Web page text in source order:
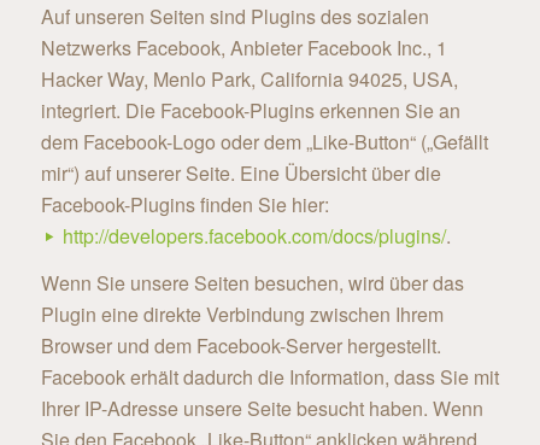
Auf unseren Seiten sind Plugins des sozialen
Netzwerks Facebook, Anbieter Facebook Inc., 1
Hacker Way, Menlo Park, California 94025, USA,
integriert. Die Facebook-Plugins erkennen Sie an
dem Facebook-Logo oder dem „Like-Button“ („Gefällt
mir“) auf unserer Seite. Eine Übersicht über die
Facebook-Plugins finden Sie hier:
http://developers.facebook.com/docs/plugins/.
Wenn Sie unsere Seiten besuchen, wird über das
Plugin eine direkte Verbindung zwischen Ihrem
Browser und dem Facebook-Server hergestellt.
Facebook erhält dadurch die Information, dass Sie mit
Ihrer IP-Adresse unsere Seite besucht haben. Wenn